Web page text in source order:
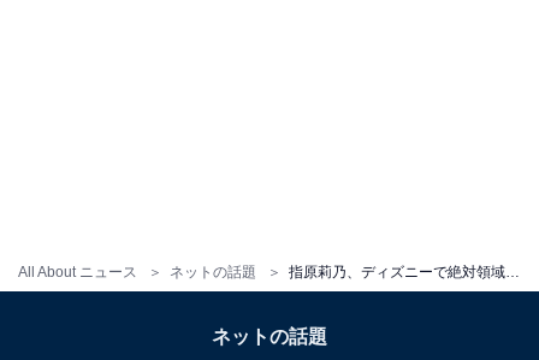
All About ニュース ネットの話題 指原莉乃、ディズニーで絶対領域あらわなミニスカ姿を披露！ 「雑誌の表紙みたい」「theモデルって感じ」
ネットの話題